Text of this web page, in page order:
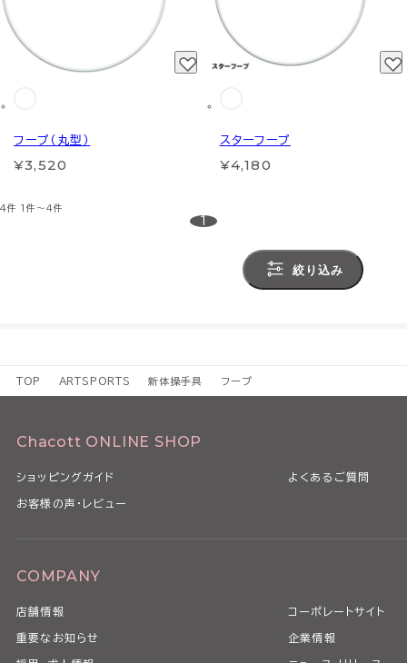
フープ（丸型）
¥3,520
スターフープ
¥4,180
4件 1件～4件
1
絞り込み
TOP ARTSPORTS 新体操手具 フープ
Chacott ONLINE SHOP
ショッピングガイド よくあるご質問
お客様の声・レビュー
COMPANY
店舗情報 コーポレートサイト
重要なお知らせ 企業情報